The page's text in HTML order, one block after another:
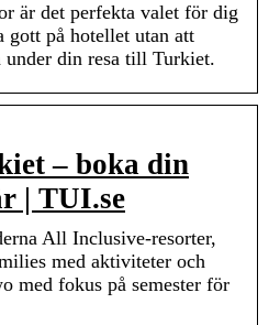
är det perfekta valet för dig
på hotellet utan att
under din resa till Turkiet.
– boka din
| TUI.se
All Inclusive-resorter,
med aktiviteter och
med fokus på semester för